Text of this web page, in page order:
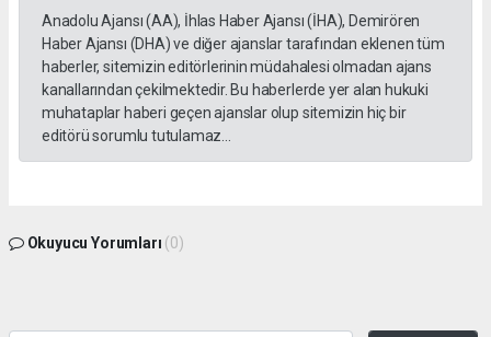
Anadolu Ajansı (AA), İhlas Haber Ajansı (İHA), Demirören
Haber Ajansı (DHA) ve diğer ajanslar tarafından eklenen tüm
haberler, sitemizin editörlerinin müdahalesi olmadan ajans
kanallarından çekilmektedir. Bu haberlerde yer alan hukuki
muhataplar haberi geçen ajanslar olup sitemizin hiç bir
editörü sorumlu tutulamaz...
Okuyucu Yorumları (0)